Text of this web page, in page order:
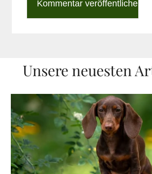
Unsere neuesten